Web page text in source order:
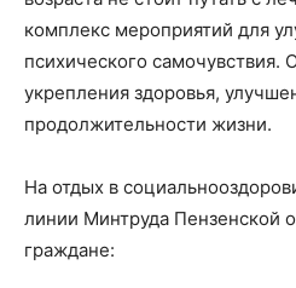
комплекс мероприятий для
психического
укрепления здоровья,
продолжительности жизни.
На отдых в
линии Минтруда Пензенской
граждане: